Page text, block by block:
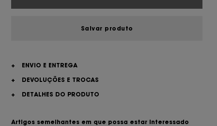
Salvar produto
+
ENVIO E ENTREGA
+
DEVOLUÇÕES E TROCAS
+
DETALHES DO PRODUTO
Artigos semelhantes em que possa estar interessado